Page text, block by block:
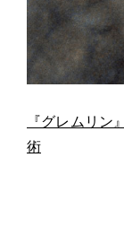
『グレムリ
術